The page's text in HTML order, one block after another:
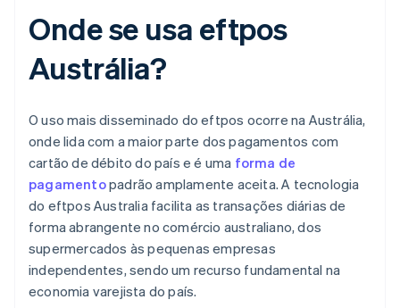
Onde se usa eftpos
Austrália?
O uso mais disseminado do eftpos ocorre na Austrália,
onde lida com a maior parte dos pagamentos com
cartão de débito do país e é uma forma de
pagamentopadrão amplamente aceita. A tecnologia
do eftpos Australia facilita as transações diárias de
forma abrangente no comércio australiano, dos
supermercados às pequenas empresas
independentes, sendo um recurso fundamental na
economia varejista do país.